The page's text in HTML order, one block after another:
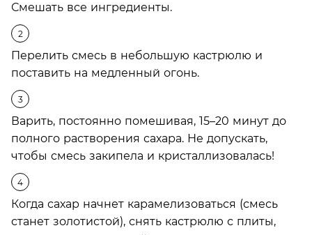
Смешать все ингредиенты.
Перелить смесь в небольшую кастрюлю и
поставить на медленный огонь.
Варить, постоянно помешивая, 15–20 минут до
полного растворения сахара. Не допускать,
чтобы смесь закипела и кристаллизовалась!
Когда сахар начнет карамелизоваться (смесь
станет золотистой), снять кастрюлю с плиты,